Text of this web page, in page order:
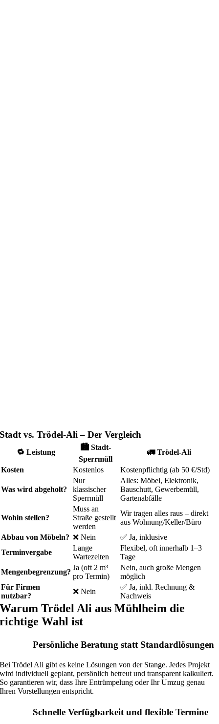
Stadt vs. Trödel-Ali – Der Vergleich
🔁Leistung
🏙️Stadt-
Sperrmüll
🚛Trödel-Ali
Kosten Kostenlos Kostenpflichtig (ab 50 €/Std)
Was wird abgeholt?
Nur
klassischer
Sperrmüll
Alles: Möbel, Elektronik,
Bauschutt, Gewerbemüll,
Gartenabfälle
Wohin stellen?
Muss an
Straße gestellt
werden
Wir tragen alles raus – direkt
aus Wohnung/Keller/Büro
Abbau von Möbeln? ❌ Nein
✅ Ja, inklusive
Terminvergabe
Lange
Wartezeiten
Flexibel, oft innerhalb 1–3
Tage
Mengenbegrenzung?
Ja (oft 2 m³
pro Termin)
Nein, auch große Mengen
möglich
Für Firmen
nutzbar?
❌ Nein
✅ Ja, inkl. Rechnung &
Nachweis
Warum Trödel Ali aus Mühlheim die
richtige Wahl ist
Persönliche Beratung statt Standardlösungen
Bei Trödel Ali gibt es keine Lösungen von der Stange. Jedes Projekt
wird individuell geplant, persönlich betreut und transparent kalkuliert.
So garantieren wir, dass Ihre Entrümpelung oder Ihr Umzug genau
Ihren Vorstellungen entspricht.
Schnelle Verfügbarkeit und flexible Termine